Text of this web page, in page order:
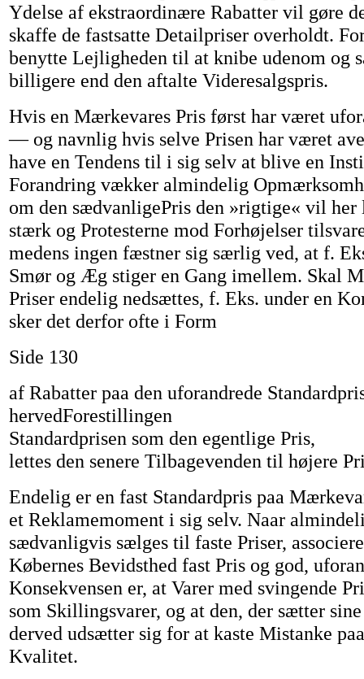
Ydelse af ekstraordinære Rabatter vil gøre
skaffe de fastsatte Detailpriser overholdt.
benytte Lejligheden til at knibe udenom og
billigere end den aftalte Videresalgspris.
Hvis en Mærkevares Pris først har været
— og navnlig hvis selve Prisen har været
have en Tendens til i sig selv at blive en
Forandring vækker almindelig
om den sædvanligePris den »rigtige« vil
stærk og Protesterne mod Forhøjelser
medens ingen fæstner sig særlig ved, at f.
Smør og Æg stiger en Gang imellem. Skal
Priser endelig nedsættes, f. Eks. under en
sker det derfor ofte i Form
Side 130
af Rabatter paa den uforandrede
hervedForestillingen
Standardprisen som den egentlige Pris,
lettes den senere Tilbagevenden til højere
Endelig er en fast Standardpris paa
et Reklamemoment i sig selv. Naar
sædvanligvis sælges til faste Priser,
Købernes Bevidsthed fast Pris og god,
Konsekvensen er, at Varer med svingende
som Skillingsvarer, og at den, der sætter
derved udsætter sig for at kaste Mistanke
Kvalitet.